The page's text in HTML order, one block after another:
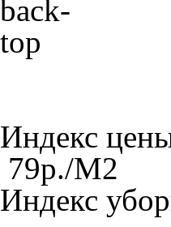
Индекс
79р./M2
Индекс